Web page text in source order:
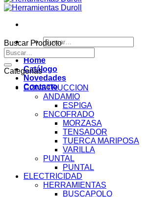
Buscar
por:
Home
Catálogo
Novedades
Contacto
Buscar Producto
Buscar
por:
Categorías
CONSTRUCCION
ANDAMIO
ESPIGA
ENCOFRADO
MORZASA
TENSADOR
TUERCA MARIPOSA
VARILLA
PUNTAL
PUNTAL
ELECTRICIDAD
HERRAMIENTAS
BUSCAPOLO